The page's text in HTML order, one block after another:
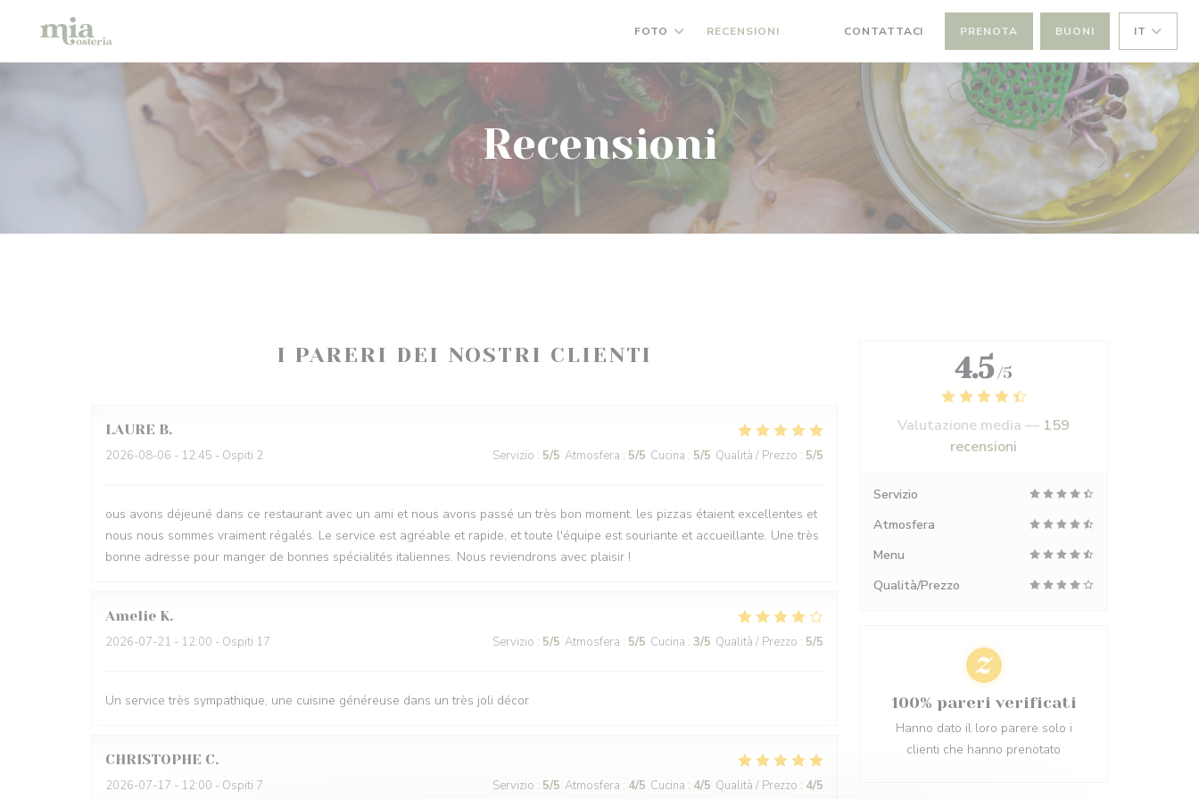
FOTO RECENSIONI CONTATTACI PRENOTA BUONI IT
Recensioni
I PARERI DEI NOSTRI CLIENTI
LAURE B
2026-08-06 - 12:45 - Ospiti 2 Servizio : 5/5 Atmosfera : 5/5 Cucina : 5/5 Qualità / Prezzo : 5/5
ous avons déjeuné dans ce restaurant avec un ami et nous avons passé un très bon moment. les pizzas étaient excellentes et
nous nous sommes vraiment régalés. Le service est agréable et rapide, et toute l'équipe est souriante et accueillante. Une très
bonne adresse pour manger de bonnes spécialités italiennes. Nous reviendrons avec plaisir !
Amelie K
2026-07-21 - 12:00 - Ospiti 17 Servizio : 5/5 Atmosfera : 5/5 Cucina : 3/5 Qualità / Prezzo : 5/5
Un service très sympathique, une cuisine généreuse dans un très joli décor
CHRISTOPHE C
2026-07-17 - 12:00 - Ospiti 7 Servizio : 5/5 Atmosfera : 4/5 Cucina : 4/5 Qualità / Prezzo : 4/5
4.5 /5
Valutazione media — 159
recensioni
Servizio
Atmosfera
Menu
Qualità/Prezzo
100% pareri verificati
Hanno dato il loro parere solo i
clienti che hanno prenotato